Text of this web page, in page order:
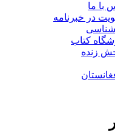
با ما
در خبرنامه
کتاب
زنده